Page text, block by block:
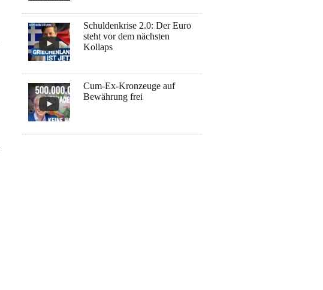
Schuldenkrise 2.0: Der Euro
steht vor dem nächsten
Kollaps
Cum-Ex-Kronzeuge auf
Bewährung frei